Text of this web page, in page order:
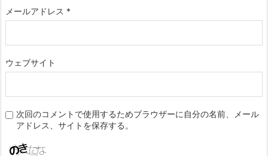
メールアドレス *
ウェブサイト
次回のコメントで使用するためブラウザーに自分の名前、メール
アドレス、サイトを保存する。